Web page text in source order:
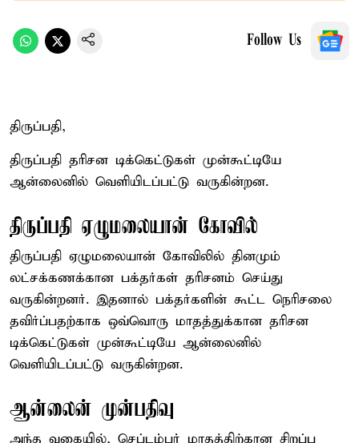
Follow Us
திருப்பதி,
திருப்பதி தரிசன டிக்கெட்டுகள் முன்கூட்டியே
ஆன்லைனில் வெளியிடப்பட்டு வருகின்றன.
திருப்பதி ஏழுமலையான் கோவில்
திருப்பதி ஏழுமலையான் கோவிலில் தினமும்
லட்சக்கணக்கான பக்தர்கள் தரிசனம் செய்து
வருகின்றனர். இதனால் பக்தர்களின் கூட்ட நெரிசலை
தவிர்ப்பதற்காக ஒவ்வொரு மாதத்துக்கான தரிசன
டிக்கெட்டுகள் முன்கூட்டியே ஆன்லைனில்
வெளியிடப்பட்டு வருகின்றன.
ஆன்லைன் முன்பதிவு
அந்த வகையில், செப்டம்பர் மாதத்திற்கான சிறப்பு